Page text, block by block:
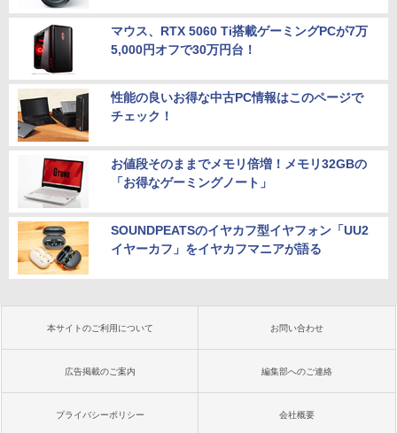
マウス、RTX 5060 Ti搭載ゲーミングPCが7万
5,000円オフで30万円台！
性能の良いお得な中古PC情報はこのページで
チェック！
お値段そのままでメモリ倍増！メモリ32GBの
「お得なゲーミングノート」
SOUNDPEATSのイヤカフ型イヤフォン「UU2
イヤーカフ」をイヤカフマニアが語る
本サイトのご利用について お問い合わせ
広告掲載のご案内 編集部へのご連絡
プライバシーポリシー 会社概要